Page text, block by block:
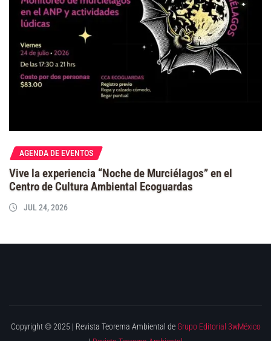
AGENDA DE EVENTOS
Vive la experiencia “Noche de Murciélagos” en el
Centro de Cultura Ambiental Ecoguardas
JUL 24, 2026
Copyright © 2025 | Revista Teorema Ambiental de Grupo Editorial 3wMéxico